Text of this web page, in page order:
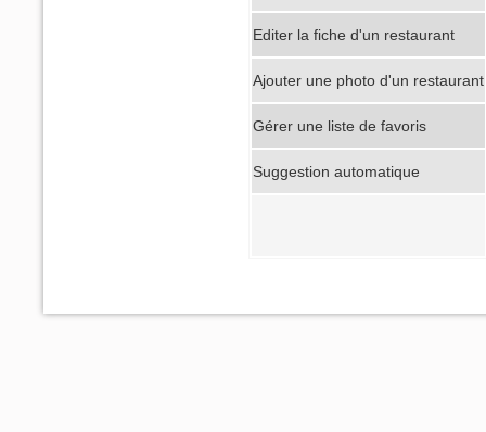
Editer la fiche d'un restaurant
Ajouter une photo d'un restaurant
Gérer une liste de favoris
Suggestion automatique